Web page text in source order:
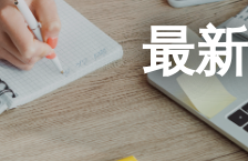
最